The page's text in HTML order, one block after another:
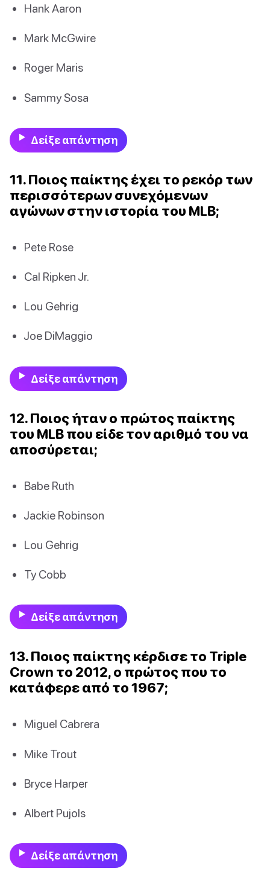
Hank Aaron
Mark McGwire
Roger Maris
Sammy Sosa
Δείξε απάντηση
11. Ποιος παίκτης έχει το ρεκόρ των
περισσότερων συνεχόμενων
αγώνων στην ιστορία του MLB;
Pete Rose
Cal Ripken Jr.
Lou Gehrig
Joe DiMaggio
Δείξε απάντηση
12. Ποιος ήταν ο πρώτος παίκτης
του MLB που είδε τον αριθμό του να
αποσύρεται;
Babe Ruth
Jackie Robinson
Lou Gehrig
Ty Cobb
Δείξε απάντηση
13. Ποιος παίκτης κέρδισε το Triple
Crown το 2012, ο πρώτος που το
κατάφερε από το 1967;
Miguel Cabrera
Mike Trout
Bryce Harper
Albert Pujols
Δείξε απάντηση